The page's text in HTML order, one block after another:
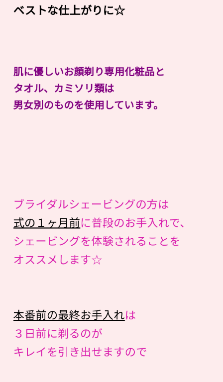
ベストな仕上がりに☆
肌に優しいお顔剃り専用化粧品と
タオル、カミソリ類は
男女別のものを使用しています。
ブライダルシェービングの方は
式の１ヶ月前に普段のお手入れで、
シェービングを体験されることを
オススメします☆
本番前の最終お手入れは
３日前に剃るのが
キレイを引き出せますので